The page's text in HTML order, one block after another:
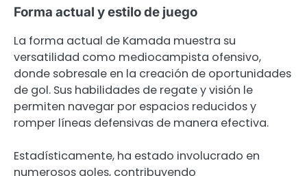
Forma actual y estilo de juego
La forma actual de Kamada muestra su
versatilidad como mediocampista ofensivo,
donde sobresale en la creación de oportunidades
de gol. Sus habilidades de regate y visión le
permiten navegar por espacios reducidos y
romper líneas defensivas de manera efectiva.
Estadísticamente, ha estado involucrado en
numerosos goles, contribuyendo